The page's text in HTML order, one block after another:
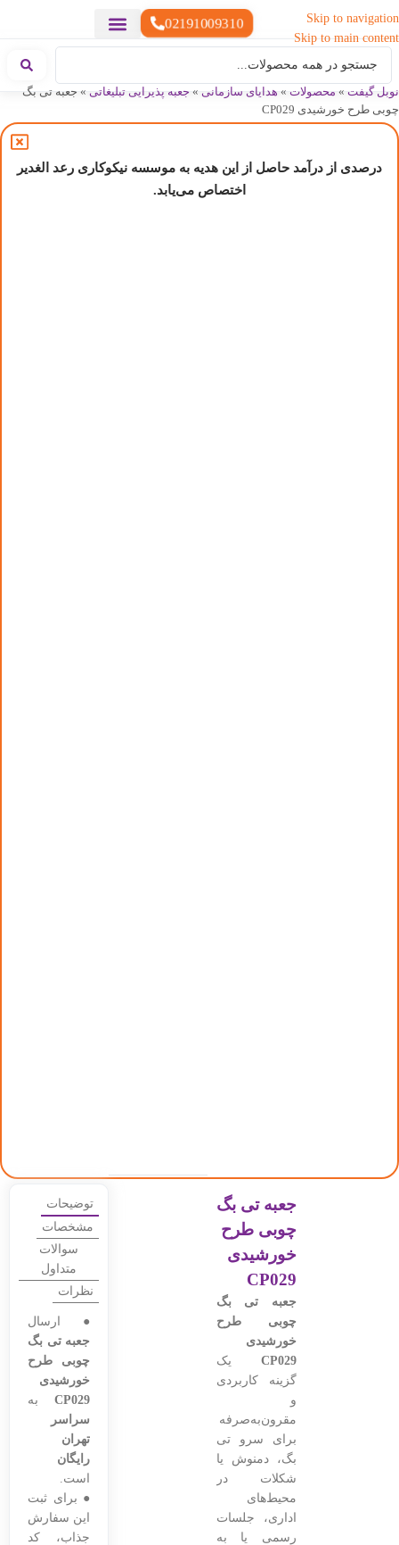
Skip to navigation
Skip to main content
02191009310
نوبل گیفت » محصولات » هدایای سازمانی » جعبه پذیرایی تبلیغاتی » جعبه تی بگ
چوبی طرح خورشیدی CP029
درصدی از درآمد حاصل از این هدیه به موسسه نیکوکاری رعد الغدیر
اختصاص می‌یابد.
جعبه تی بگ
چوبی طرح
خورشیدی
CP029
جعبه تی بگ
چوبی طرح
خورشیدی
CP029 یک
گزینه کاربردی
و
مقرون‌به‌صرفه
برای سرو تی
بگ، دمنوش یا
شکلات در
محیط‌های
اداری، جلسات
رسمی یا به
توضیحات
مشخصات
سوالات
متداول
نظرات
● ارسال
جعبه تی بگ
چوبی طرح
خورشیدی
CP029به
سراسر
تهران
رایگان
است.
● برای ثبت
این سفارش
جذاب، کد